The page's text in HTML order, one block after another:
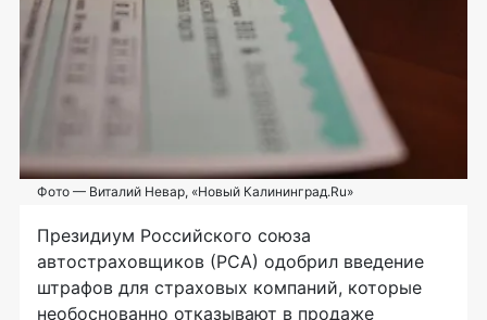
Фото — Виталий Невар, «Новый Калининград.Ru»
Президиум Российского союза
автостраховщиков (РСА) одобрил введение
штрафов для страховых компаний, которые
необоснованно отказывают в продаже